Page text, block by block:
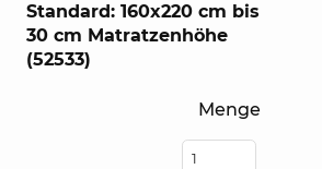
Standard: 160x220 cm bis
30 cm Matratzenhöhe
(52533)
Menge